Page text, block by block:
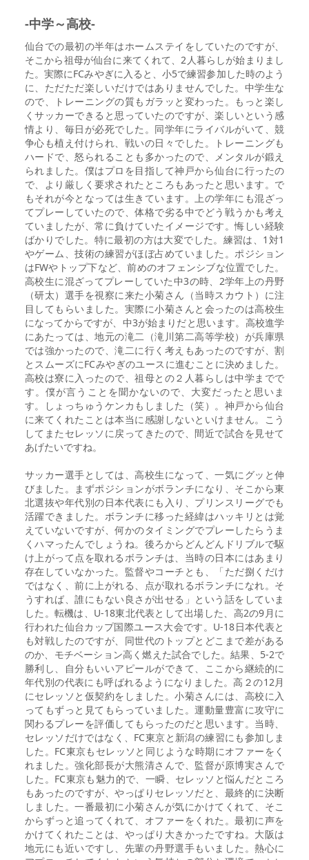
-中学～高校-
仙台での最初の半年はホームステイをしていたのですが、
そこから祖母が仙台に来てくれて、2人暮らしが始まりまし
た。実際にFCみやぎに入ると、小5で練習参加した時のよう
に、ただただ楽しいだけではありませんでした。中学生な
ので、トレーニングの質もガラッと変わった。もっと楽し
くサッカーできると思っていたのですが、楽しいという感
情より、毎日が必死でした。同学年にライバルがいて、競
争心も植え付けられ、戦いの日々でした。トレーニングも
ハードで、怒られることも多かったので、メンタルが鍛え
られました。僕はプロを目指して神戸から仙台に行ったの
で、より厳しく要求されたところもあったと思います。で
もそれが今となっては生きています。上の学年にも混ざっ
てプレーしていたので、体格で劣る中でどう戦うかも考え
ていましたが、常に負けていたイメージです。悔しい経験
ばかりでした。特に最初の方は大変でした。練習は、1対1
やゲーム、技術の練習がほぼ占めていました。ポジション
はFWやトップ下など、前めのオフェンシブな位置でした。
高校生に混ざってプレーしていた中3の時、2学年上の丹野
（研太）選手を視察に来た小菊さん（当時スカウト）に注
目してもらいました。実際に小菊さんと会ったのは高校生
になってからですが、中3が始まりだと思います。高校進学
にあたっては、地元の滝二（滝川第二高等学校）が兵庫県
では強かったので、滝二に行く考えもあったのですが、割
とスムーズにFCみやぎのユースに進むことに決めました。
高校は寮に入ったので、祖母との２人暮らしは中学までで
す。僕が言うことを聞かないので、大変だったと思いま
す。しょっちゅうケンカもしました（笑）。神戸から仙台
に来てくれたことは本当に感謝しないといけません。こう
してまたセレッソに戻ってきたので、間近で試合を見せて
あげたいですね。
サッカー選手としては、高校生になって、一気にグッと伸
びました。まずポジションがボランチになり、そこから東
北選抜や年代別の日本代表にも入り、プリンスリーグでも
活躍できました。ボランチに移った経緯はハッキリとは覚
えていないですが、何かのタイミングでプレーしたらうま
くハマったんでしょうね。後ろからどんどんドリブルで駆
け上がって点を取れるボランチは、当時の日本にはあまり
存在していなかった。監督やコーチとも、「ただ捌くだけ
ではなく、前に上がれる、点が取れるボランチになれ。そ
うすれば、誰にもない良さが出せる」という話をしていま
した。転機は、U-18東北代表として出場した、高2の9月に
行われた仙台カップ国際ユース大会です。U-18日本代表と
も対戦したのですが、同世代のトップとどこまで差がある
のか、モチベーション高く燃えた試合でした。結果、5-2で
勝利し、自分もいいアピールができて、ここから継続的に
年代別の代表にも呼ばれるようになりました。高２の12月
にセレッソと仮契約をしました。小菊さんには、高校に入
ってもずっと見てもらっていました。運動量豊富に攻守に
関わるプレーを評価してもらったのだと思います。当時、
セレッソだけではなく、FC東京と新潟の練習にも参加しま
した。FC東京もセレッソと同じような時期にオファーをく
れました。強化部長が大熊清さんで、監督が原博実さんで
した。FC東京も魅力的で、一瞬、セレッソと悩んだところ
もあったのですが、やっぱりセレッソだと、最終的に決断
しました。一番最初に小菊さんが気にかけてくれて、そこ
からずっと追ってくれて、オファーをくれた。最初に声を
かけてくれたことは、やっぱり大きかったですね。大阪は
地元にも近いですし、先輩の丹野選手もいました。熱心に